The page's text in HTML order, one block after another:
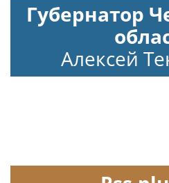
Губернатор
Алексей